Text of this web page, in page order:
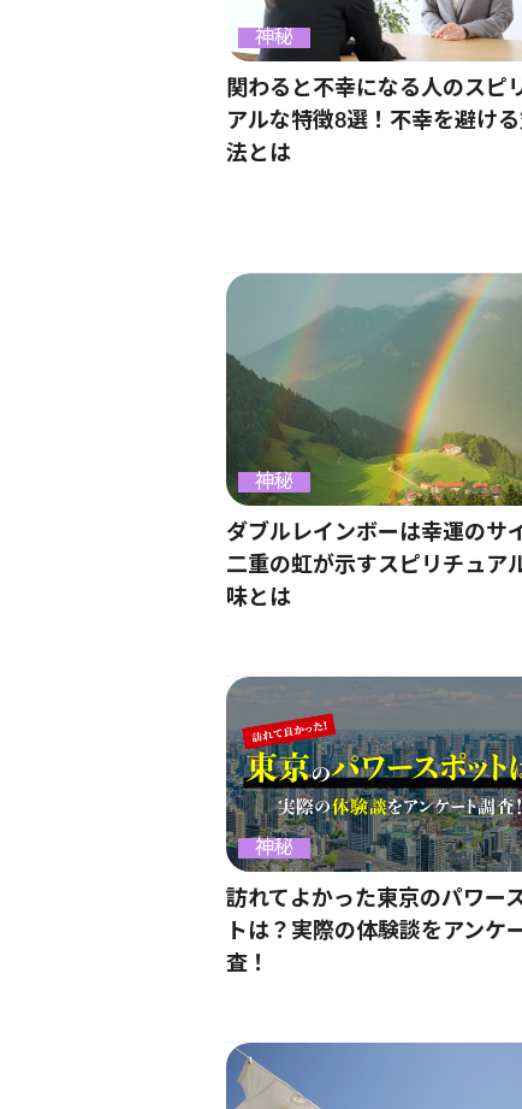
神秘
関わると不幸になる人のスピ
アルな特徴8選！不幸を避け
法とは
神秘
ダブルレインボーは幸運のサ
二重の虹が示すスピリチュア
味とは
神秘
訪れてよかった東京のパワー
トは？実際の体験談をアンケ
査！